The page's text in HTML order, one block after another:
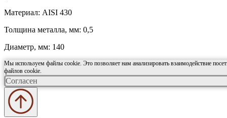
Материал: AISI 430
Толщина металла, мм: 0,5
Диаметр, мм: 140
Мы используем файлы cookie. Это позволяет нам анализировать взаимодействие
файлов cookie.
Согласен